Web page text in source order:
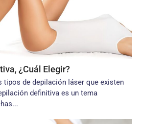
¿Cuál Elegir?
tipos de depilación láser que existen
definitiva es un tema